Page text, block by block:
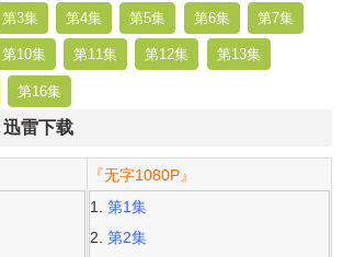
第3集 第4集 第5集 第6集 第7集
第10集 第11集 第12集 第13集
第16集
雷下载
『无字1080P』
第1集
第2集